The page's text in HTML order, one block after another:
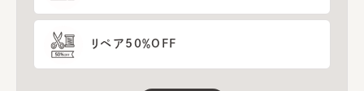
リペア50％OFF